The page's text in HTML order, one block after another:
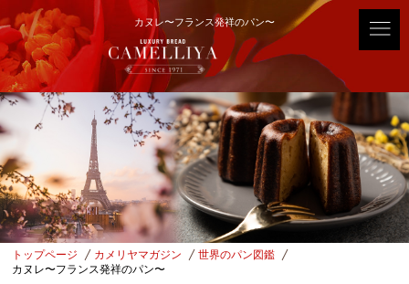
カヌレ〜フランス発祥のパン〜
トップページ カメリヤマガジン
世界のパン図鑑
カヌレ〜フランス発祥のパン〜